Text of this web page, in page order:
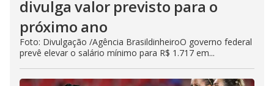
divulga valor previsto para o
próximo ano
Foto: Divulgação /Agência BrasildinheiroO governo federal
prevê elevar o salário mínimo para R$ 1.717 em...